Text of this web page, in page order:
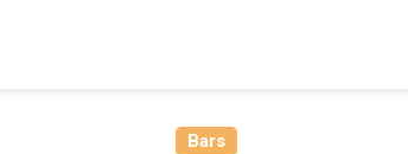
Bars